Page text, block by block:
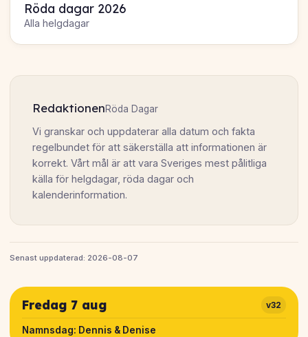
Röda dagar 2026
Alla helgdagar
RedaktionenRöda Dagar
Vi granskar och uppdaterar alla datum och fakta
regelbundet för att säkerställa att informationen är
korrekt. Vårt mål är att vara Sveriges mest pålitliga
källa för helgdagar, röda dagar och
kalenderinformation.
Senast uppdaterad: 2026-08-07
Fredag 7 aug v32
Namnsdag: Dennis & Denise